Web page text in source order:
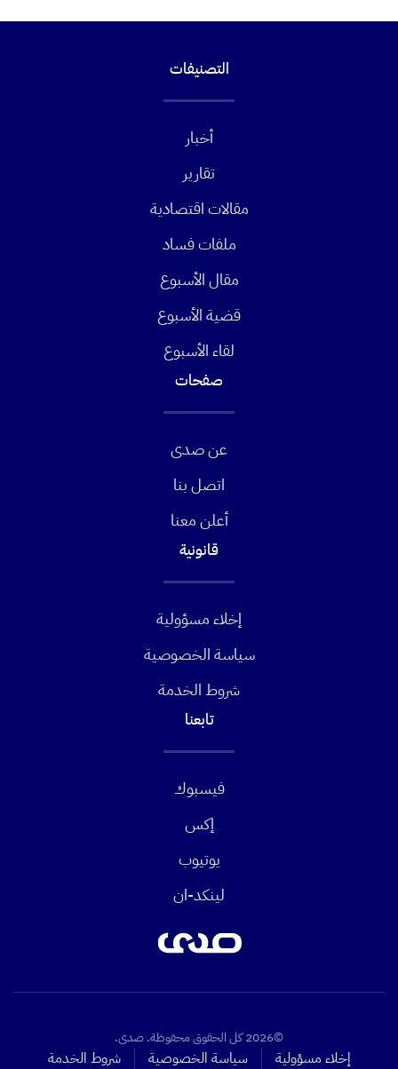
التصنيفات
أخبار
تقارير
مقالات اقتصادية
ملفات فساد
مقال الأسبوع
قضية الأسبوع
لقاء الأسبوع
صفحات
عن صدى
اتصل بنا
أعلن معنا
قانونية
إخلاء مسؤولية
سياسة الخصوصية
شروط الخدمة
تابعنا
فيسبوك
إكس
يوتيوب
لينكد-ان
©2026 كل الحقوق محفوظة. صدى.
إخلاء مسؤولية سياسة الخصوصية شروط الخدمة